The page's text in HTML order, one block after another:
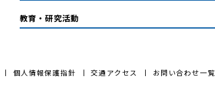
教育・研究活動
個人情報保護指針 交通アクセス お問い合わせ一覧